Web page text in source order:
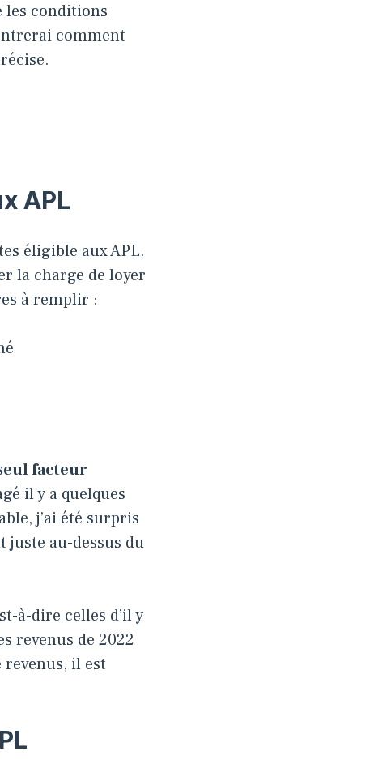
les conditions
comment
APL
éligible aux APL.
la charge de loyer
à remplir :
facteur
il y a quelques
j’ai été surpris
juste au-dessus du
à-dire celles d’il y
revenus de 2022
revenus, il est